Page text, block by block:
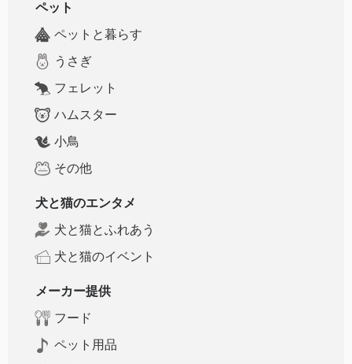
ペット
ペットと暮らす
うさぎ
フェレット
ハムスター
小鳥
その他
犬と猫のエンタメ
犬と猫とふれあう
犬と猫のイベント
メーカー提供
フード
ペット用品